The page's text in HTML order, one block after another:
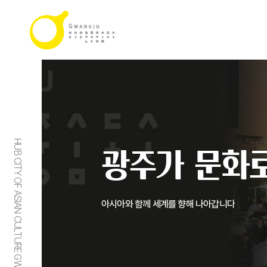
HUB CITY OF ASIAN CULTURE GWANGJU 광주가 문화
아시아와 함께 세계를 향해 나아갑니다